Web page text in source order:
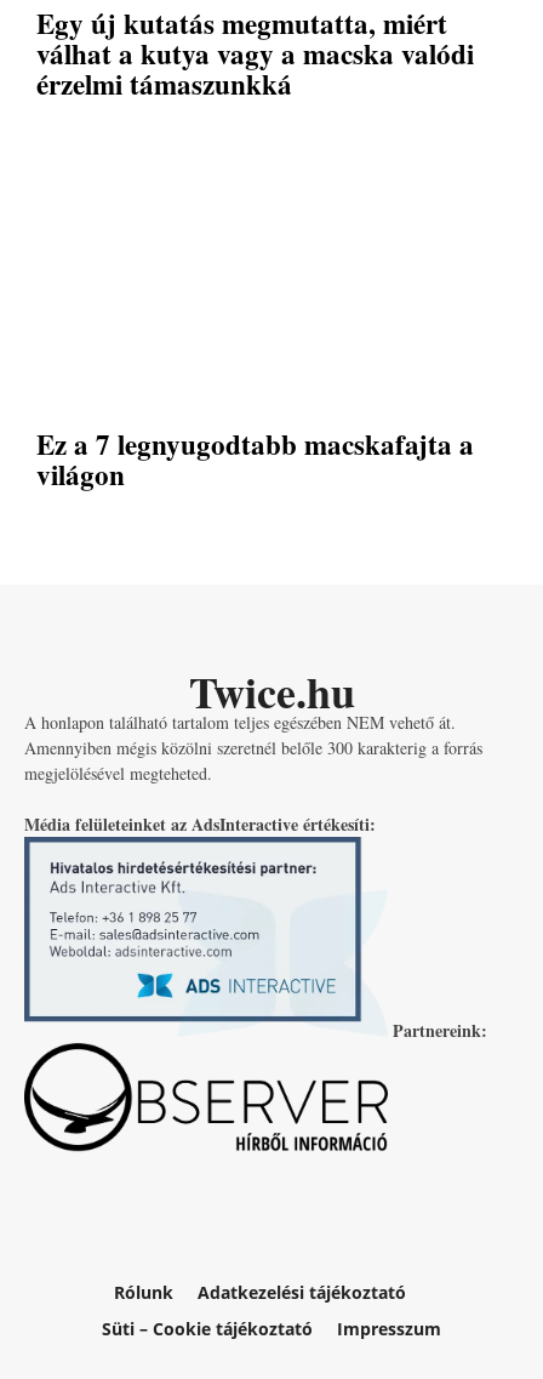
Egy új kutatás megmutatta, miért
válhat a kutya vagy a macska valódi
érzelmi támaszunkká
Ez a 7 legnyugodtabb macskafajta a
világon
Twice.hu
A honlapon található tartalom teljes egészében NEM vehető át.
Amennyiben mégis közölni szeretnél belőle 300 karakterig a forrás
megjelölésével megteheted.
Média felületeinket az AdsInteractive értékesíti:
Partnereink:
Rólunk
Adatkezelési tájékoztató
Süti – Cookie tájékoztató
Impresszum